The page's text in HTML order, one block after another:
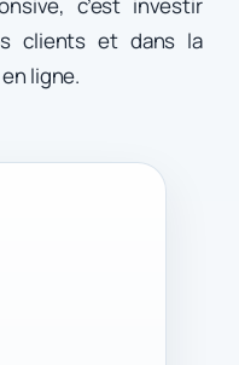
clients et dans la
ligne.